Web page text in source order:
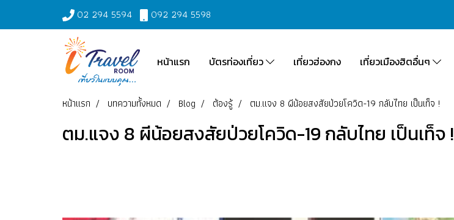
02 294 5594 092 294 5598
หน้าแรก บัตรท่องเที่ยว เที่ยวฮ่องกง เที่ยวเมืองฮิตอื่นๆ
หน้าแรก บทความทั้งหมด Blog ต้องรู้ ตม.แจง 8 ผีน้อยสงสัยป่วยโควิด-19 กลับไทย เป็นเท็จ !
ตม.แจง 8 ผีน้อยสงสัยป่วยโควิด-19 กลับไทย เป็นเท็จ !